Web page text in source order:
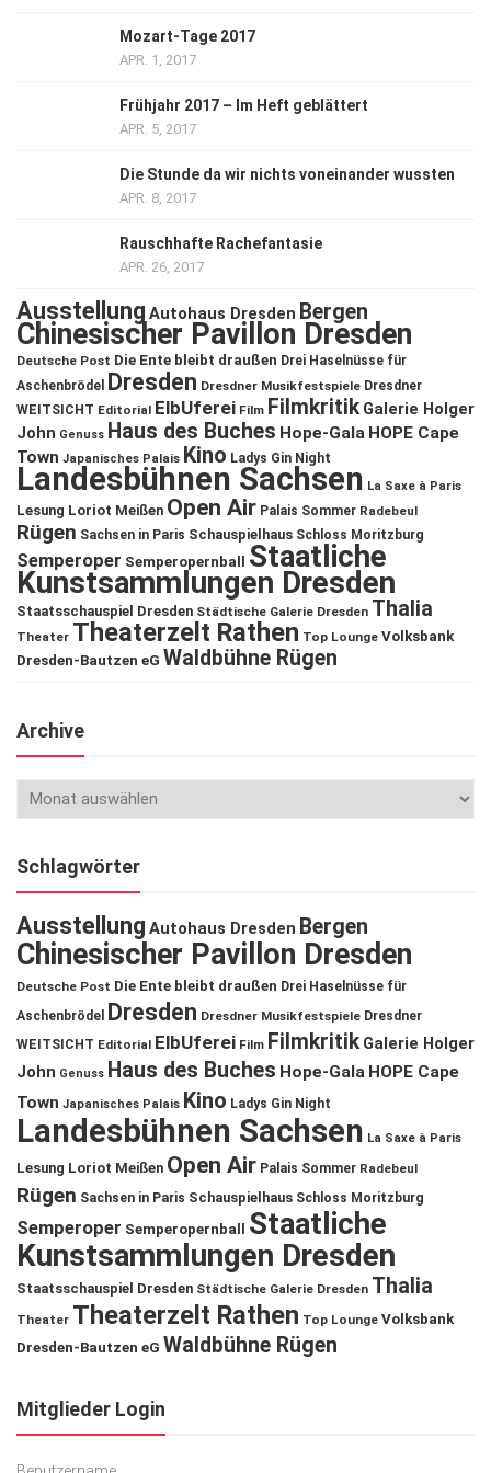
Mozart-Tage 2017
APR. 1, 2017
Frühjahr 2017 – Im Heft geblättert
APR. 5, 2017
Die Stunde da wir nichts voneinander wussten
APR. 8, 2017
Rauschhafte Rachefantasie
APR. 26, 2017
Ausstellung Autohaus Dresden Bergen
Chinesischer Pavillon Dresden
Deutsche Post Die Ente bleibt draußen Drei Haselnüsse für
Aschenbrödel
Dresden Dresdner Musikfestspiele Dresdner
WEITSICHT Editorial ElbUferei Film Filmkritik Galerie Holger
John Genuss Haus des Buches Hope-Gala HOPE Cape
Town Japanisches Palais Kino Ladys Gin Night
Landesbühnen Sachsen La Saxe à Paris
Lesung Loriot Meißen Open Air Palais Sommer Radebeul
Rügen Sachsen in Paris Schauspielhaus Schloss Moritzburg
Semperoper Semperopernball Staatliche
Kunstsammlungen Dresden
Staatsschauspiel Dresden Städtische Galerie Dresden Thalia
Theater Theaterzelt Rathen Top Lounge Volksbank
Dresden-Bautzen eG Waldbühne Rügen
Archive
Schlagwörter
Ausstellung Autohaus Dresden Bergen
Chinesischer Pavillon Dresden
Deutsche Post Die Ente bleibt draußen Drei Haselnüsse für
Aschenbrödel
Dresden Dresdner Musikfestspiele Dresdner
WEITSICHT Editorial ElbUferei Film Filmkritik Galerie Holger
John Genuss Haus des Buches Hope-Gala HOPE Cape
Town Japanisches Palais Kino Ladys Gin Night
Landesbühnen Sachsen La Saxe à Paris
Lesung Loriot Meißen Open Air Palais Sommer Radebeul
Rügen Sachsen in Paris Schauspielhaus Schloss Moritzburg
Semperoper Semperopernball
Staatliche
Kunstsammlungen Dresden
Staatsschauspiel Dresden Städtische Galerie Dresden Thalia
Theater Theaterzelt Rathen Top Lounge Volksbank
Dresden-Bautzen eG Waldbühne Rügen
Mitglieder Login